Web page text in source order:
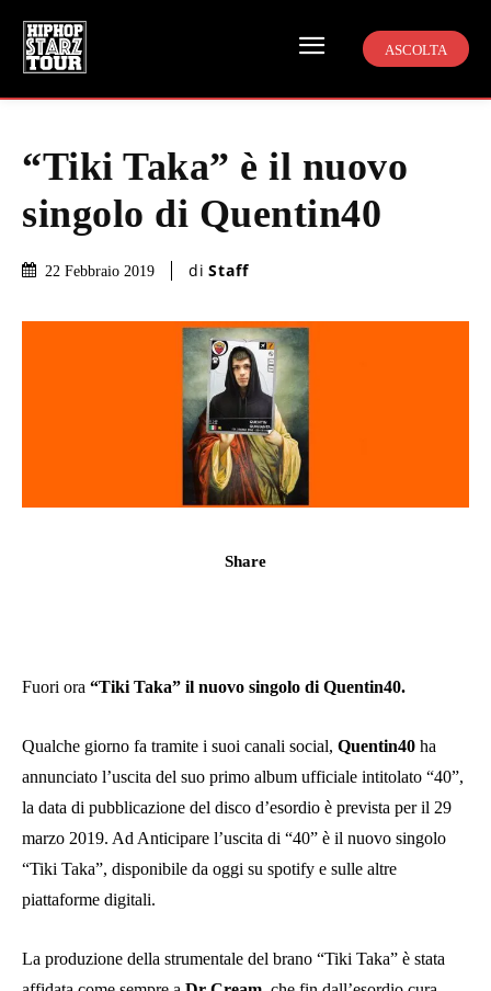
ASCOLTA
“Tiki Taka” è il nuovo
singolo di Quentin40
22 Febbraio 2019 di Staff
Share
Fuori ora “Tiki Taka” il nuovo singolo di Quentin40.
Qualche giorno fa tramite i suoi canali social, Quentin40 ha
annunciato l’uscita del suo primo album ufficiale intitolato “40”,
la data di pubblicazione del disco d’esordio è prevista per il 29
marzo 2019. Ad Anticipare l’uscita di “40” è il nuovo singolo
“Tiki Taka”, disponibile da oggi su spotify e sulle altre
piattaforme digitali.
La produzione della strumentale del brano “Tiki Taka” è stata